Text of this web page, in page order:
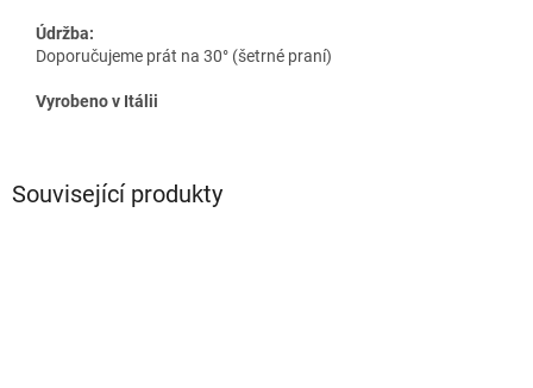
Údržba:
Doporučujeme prát na 30° (šetrné praní)
Vyrobeno v Itálii
Související produkty